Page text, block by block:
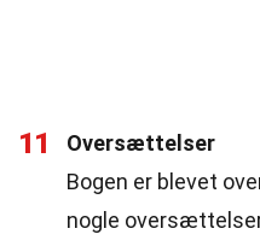
11
Oversættelser
Bogen er blevet
nogle